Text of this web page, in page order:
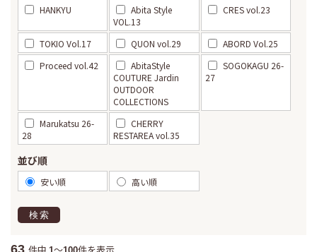
HANKYU
Abita Style
VOL.13
CRES vol.23
TOKIO Vol.17 QUON vol.29
ABORD Vol.25
Proceed vol.42
AbitaStyle
COUTURE Jardin
OUTDOOR
COLLECTIONS
SOGOKAGU 26-
27
Marukatsu 26-
28
CHERRY
RESTAREA vol.35
並び順
安い順 高い順
検索
63